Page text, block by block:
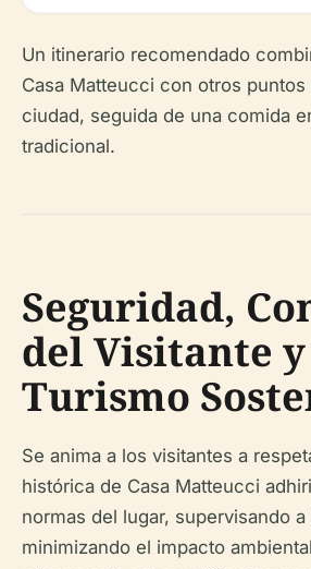
Un itinerario recomendado
Casa Matteucci con otros
ciudad, seguida de una comida
tradicional.
Seguridad,
del Visitante y
Turismo
Se anima a los visitantes a
histórica de Casa Matteucci
normas del lugar, supervisando
minimizando el impacto